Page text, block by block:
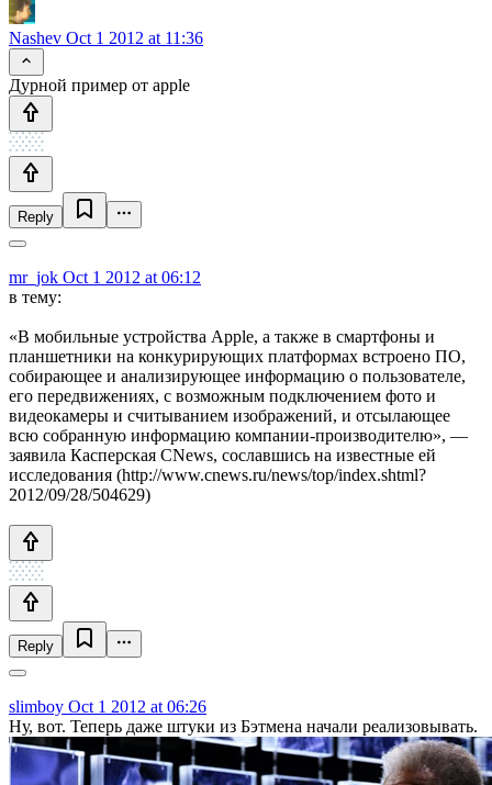
Nashev Oct 1 2012 at 11:36
Дурной пример от apple
Reply
mr_jok Oct 1 2012 at 06:12
в тему:
«В мобильные устройства Apple, а также в смартфоны и
планшетники на конкурирующих платформах встроено ПО,
собирающее и анализирующее информацию о пользователе,
его передвижениях, с возможным подключением фото и
видеокамеры и считыванием изображений, и отсылающее
всю собранную информацию компании-производителю», —
заявила Касперская CNews, сославшись на известные ей
исследования (http://www.cnews.ru/news/top/index.shtml?
2012/09/28/504629)
Reply
slimboy Oct 1 2012 at 06:26
Ну, вот. Теперь даже штуки из Бэтмена начали реализовывать.